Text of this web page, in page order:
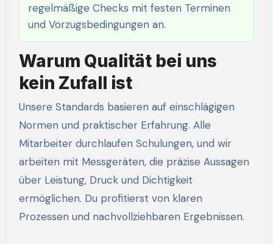
regelmäßige Checks mit festen Terminen
und Vorzugsbedingungen an.
Warum Qualität bei uns
kein Zufall ist
Unsere Standards basieren auf einschlägigen
Normen und praktischer Erfahrung. Alle
Mitarbeiter durchlaufen Schulungen, und wir
arbeiten mit Messgeräten, die präzise Aussagen
über Leistung, Druck und Dichtigkeit
ermöglichen. Du profitierst von klaren
Prozessen und nachvollziehbaren Ergebnissen.